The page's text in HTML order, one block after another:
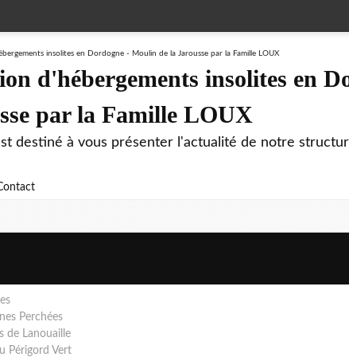
d'hébergements insolites en
par la Famille LOUX
destiné à vous présenter l'actualité de notre
Perchées
de Lanouaille
Périgord Vert